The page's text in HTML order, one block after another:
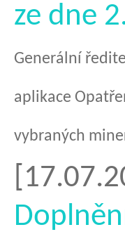
ze dne
Generální
aplikace
vybraných